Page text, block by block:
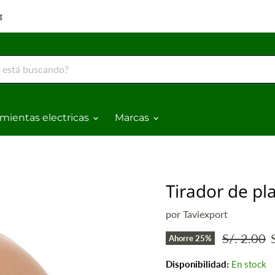
electricas Marcas
Tirador de
por Taviexport
Ahorre25% Precio
S/. 2.00
Disponibilidad: En stock